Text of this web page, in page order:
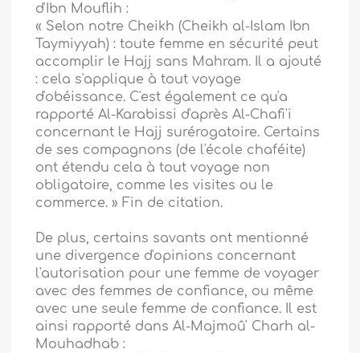
d'Ibn Mouflih :
« Selon notre Cheikh (Cheikh al-Islam Ibn
Taymiyyah) : toute femme en sécurité peut
accomplir le Hajj sans Mahram. Il a ajouté
: cela s'applique à tout voyage
d'obéissance. C'est également ce qu'a
rapporté Al-Karabissi d'après Al-Chafi'i
concernant le Hajj surérogatoire. Certains
de ses compagnons (de l'école chaféite)
ont étendu cela à tout voyage non
obligatoire, comme les visites ou le
commerce. » Fin de citation.
De plus, certains savants ont mentionné
une divergence d'opinions concernant
l'autorisation pour une femme de voyager
avec des femmes de confiance, ou même
avec une seule femme de confiance. Il est
ainsi rapporté dans Al-Majmoû' Charh al-
Mouhadhab :